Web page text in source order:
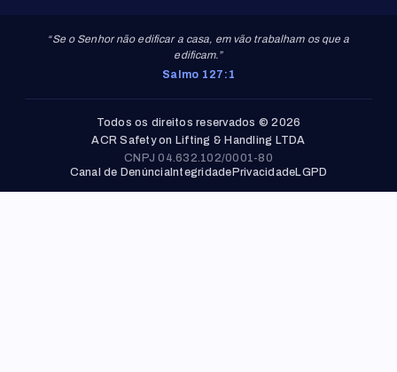
“Se o Senhor não edificar a casa, em vão trabalham os que a
edificam.”
Salmo 127:1
Todos os direitos reservados © 2026
ACR Safety on Lifting & Handling LTDA
CNPJ 04.632.102/0001-80
Canal de DenúnciaIntegridadePrivacidadeLGPD